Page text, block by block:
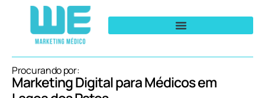
Procurando por:
Marketing Digital para Médicos em